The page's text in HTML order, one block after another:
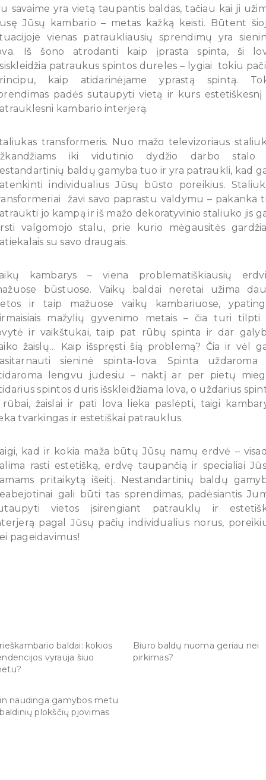
savaime yra vietą taupantis baldas, tačiau kai ji
Jūsų kambario – metas kažką keisti. Būtent
vienas patraukliausių sprendimų yra
Iš šono atrodanti kaip įprasta spinta, ši
patraukus spintos dureles – lygiai tokiu
kaip atidarinėjame yprastą spintą.
padės sutaupyti vietą ir kurs estetiškesnį
kambario interjerą.
transformeris. Nuo mažo televizoriaus
iki vidutinio dydžio darbo stalo
baldų gamyba tuo ir yra patraukli, kad
individualius Jūsų būsto poreikius.
žavi savo paprastu valdymu – pakanka
jo kampą ir iš mažo dekoratyvinio staliuko jis
valgomojo stalu, prie kurio mėgausitės
su savo draugais.
kambarys – viena problematiškiausių
būstuose. Vaikų baldai neretai užima
ir taip mažuose vaikų kambariuose,
mažylių gyvenimo metais – čia turi tilpti
ir vaikštukai, taip pat rūbų spinta ir dar
žaislų… Kaip išspręsti šią problemą? Čia ir vėl
sieninė spinta-lova. Spinta uždaroma
lengvu judesiu – naktį ar per pietų
spintos duris išskleidžiama lova, o uždarius
rūbai, žaislai ir pati lova lieka paslėpti, taigi
tvarkingas ir estetiškai patrauklus.
kad ir kokia maža būtų Jūsų namų erdvė –
rasti estetišką, erdvę taupančią ir specialiai
pritaikytą išeitį. Nestandartinių baldų
gali būti tas sprendimas, padėsiantis
vietos įsirengiant patrauklų ir
pagal Jūsų pačių individualius norus,
pageidavimus!
baldai: kokios
vyrauja šiuo
Biuro baldų nuoma geriau nei
pirkimas?
naudinga gamybos metu
plokščių pjovimas